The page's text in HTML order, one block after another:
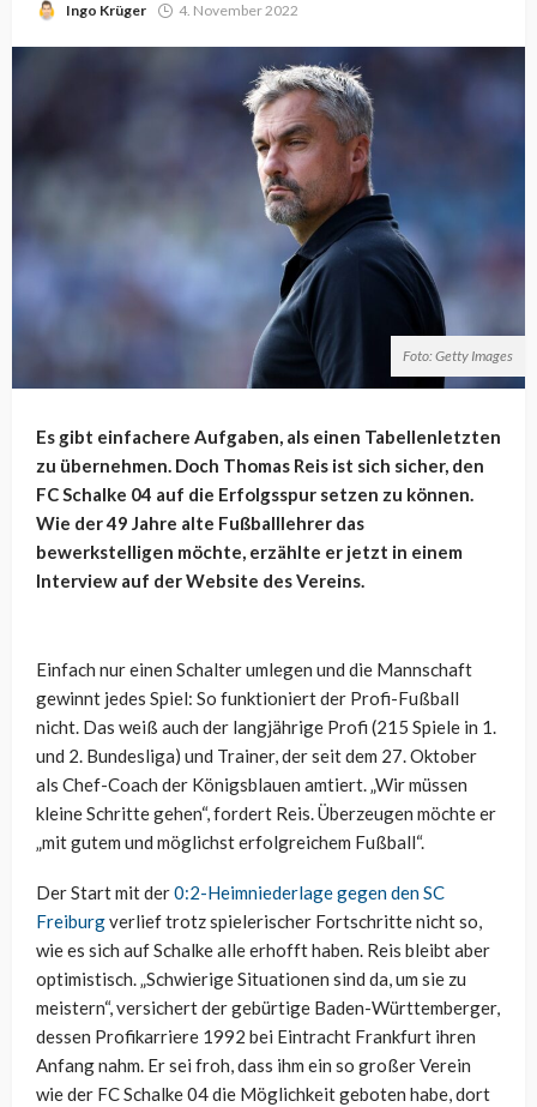
Ingo Krüger 4. November 2022
Foto: Getty Images
Es gibt einfachere Aufgaben, als einen Tabellenletzten
zu übernehmen. Doch Thomas Reis ist sich sicher, den
FC Schalke 04 auf die Erfolgsspur setzen zu können.
Wie der 49 Jahre alte Fußballlehrer das
bewerkstelligen möchte, erzählte er jetzt in einem
Interview auf der Website des Vereins.
Einfach nur einen Schalter umlegen und die Mannschaft
gewinnt jedes Spiel: So funktioniert der Profi-Fußball
nicht. Das weiß auch der langjährige Profi (215 Spiele in 1.
und 2. Bundesliga) und Trainer, der seit dem 27. Oktober
als Chef-Coach der Königsblauen amtiert. „Wir müssen
kleine Schritte gehen“, fordert Reis. Überzeugen möchte er
„mit gutem und möglichst erfolgreichem Fußball“.
Der Start mit der0:2-Heimniederlage gegen den SC
Freiburgverlief trotz spielerischer Fortschritte nicht so,
wie es sich auf Schalke alle erhofft haben. Reis bleibt aber
optimistisch. „Schwierige Situationen sind da, um sie zu
meistern“, versichert der gebürtige Baden-Württemberger,
dessen Profikarriere 1992 bei Eintracht Frankfurt ihren
Anfang nahm. Er sei froh, dass ihm ein so großer Verein
wie der FC Schalke 04 die Möglichkeit geboten habe, dort